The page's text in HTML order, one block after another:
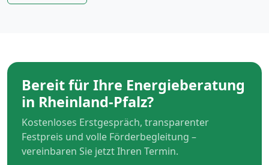
Bereit für Ihre Energieberatung
in Rheinland-Pfalz?
Kostenloses Erstgespräch, transparenter
Festpreis und volle Förderbegleitung –
vereinbaren Sie jetzt Ihren Termin.